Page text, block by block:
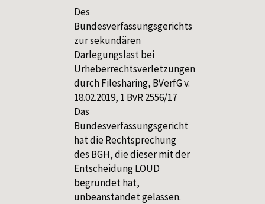
Des
Bundesverfassungsgerichts
zur sekundären
Darlegungslast bei
Urheberrechtsverletzungen
durch Filesharing, BVerfG v.
18.02.2019, 1 BvR 2556/17
Das
Bundesverfassungsgericht
hat die Rechtsprechung
des BGH, die dieser mit der
Entscheidung LOUD
begründet hat,
unbeanstandet gelassen.